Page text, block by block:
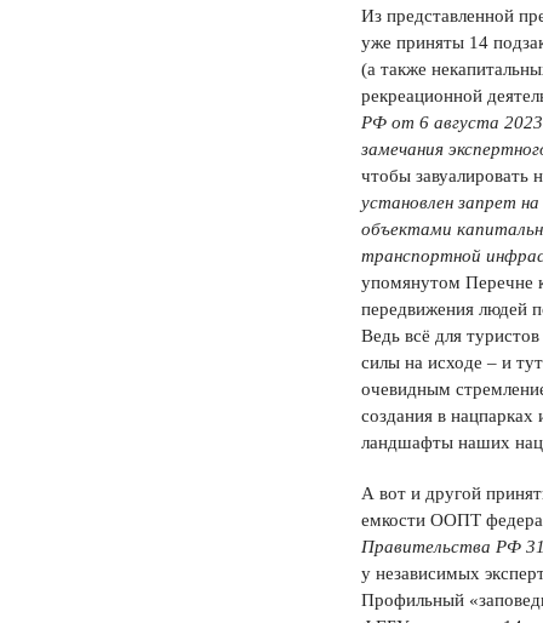
Из представленной
уже приняты 14
(а также
рекреационной
РФ от 6 августа
замечания
чтобы
установлен запрет
объектами
транспортной
упомянутом Перечне
передвижения людей
Ведь всё для
силы на исходе – и
очевидным
создания в
ландшафты наших
А вот и другой
емкости ООПТ
Правительства РФ
у независимых
Профильный